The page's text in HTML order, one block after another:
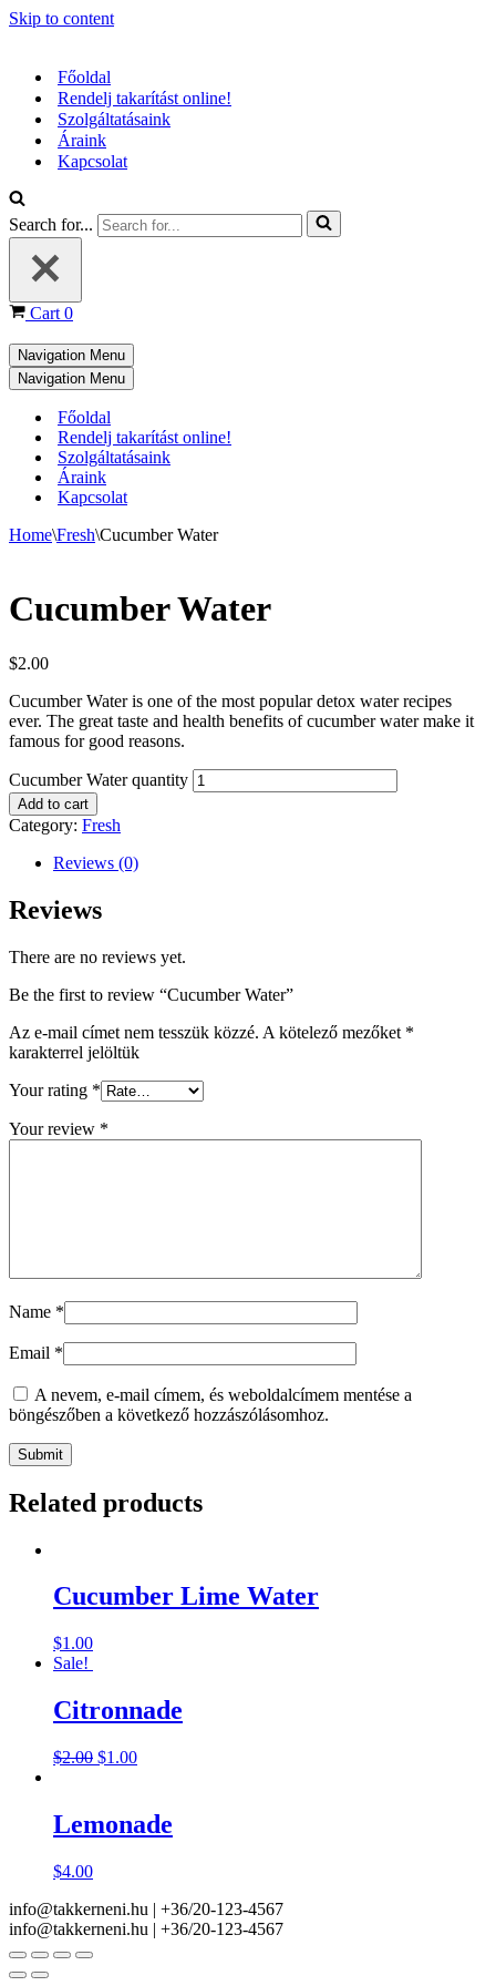
Skip to content
Főoldal
Rendelj takarítást online!
Szolgáltatásaink
Áraink
Kapcsolat
Search for...
Cart 0
Navigation Menu
Navigation Menu
Főoldal
Rendelj takarítást online!
Szolgáltatásaink
Áraink
Kapcsolat
Home\Fresh\Cucumber Water
Cucumber Water
$2.00
Cucumber Water is one of the most popular detox water recipes
ever. The great taste and health benefits of cucumber water make it
famous for good reasons.
Cucumber Water quantity
Add to cart
Category: Fresh
Reviews (0)
Reviews
There are no reviews yet.
Be the first to review “Cucumber Water”
Az e-mail címet nem tesszük közzé. A kötelező mezőket *
karakterrel jelöltük
Your rating *
Your review *
Name *
Email *
A nevem, e-mail címem, és weboldalcímem mentése a
böngészőben a következő hozzászólásomhoz.
Related products
Cucumber Lime Water
$1.00
Sale!
Citronnade
$2.00 $1.00
Lemonade
$4.00
info@takkerneni.hu | +36/20-123-4567
info@takkerneni.hu | +36/20-123-4567